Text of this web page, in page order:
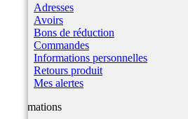
Adresses
Avoirs
Bons de réduction
Commandes
Informations personnelles
Retours produit
Mes alertes
Informations